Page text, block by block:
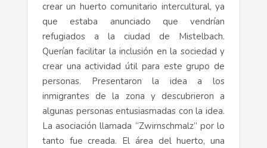
crear un huerto comunitario intercultural, ya
que estaba anunciado que vendrían
refugiados a la ciudad de Mistelbach.
Querían facilitar la inclusión en la sociedad y
crear una actividad útil para este grupo de
personas. Presentaron la idea a los
inmigrantes de la zona y descubrieron a
algunas personas entusiasmadas con la idea.
La asociación llamada “Zwirnschmalz” por lo
tanto fue creada. El área del huerto, una